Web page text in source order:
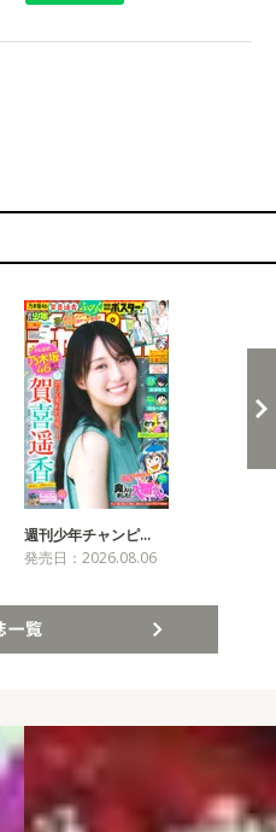
週刊少年チャンピ…
発売日：2026.08.06